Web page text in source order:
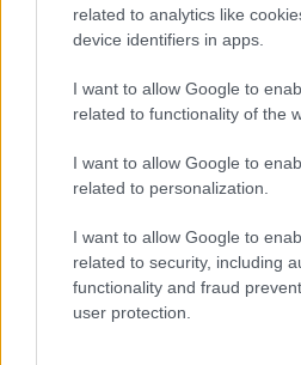
related to analytics like
device identifiers in apps.
I want to allow Google to
related to functionality of the
I want to allow Google to
related to personalization.
I want to allow Google to
related to security, including
functionality and fraud
user protection.
ügyeiről, Presser édesapjához
a videóban pedig kiderül,
dicséretet Szakcsi Lakatos
átvenni a Príma Primissima
követhető.